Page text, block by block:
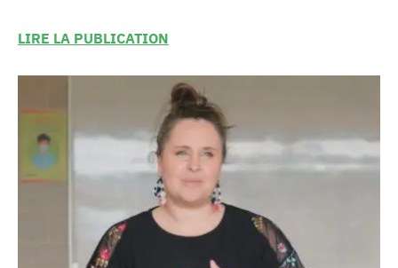
LIRE LA PUBLICATION